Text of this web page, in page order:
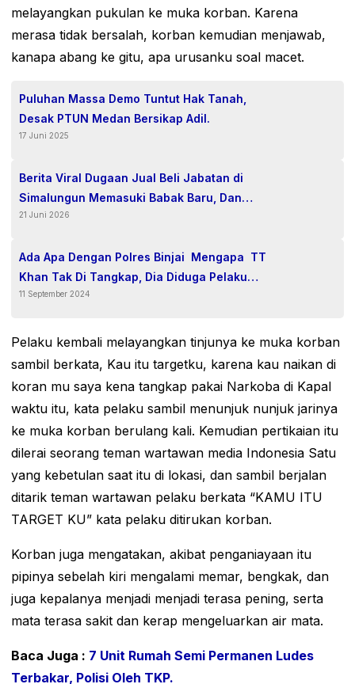
melayangkan pukulan ke muka korban. Karena
merasa tidak bersalah, korban kemudian menjawab,
kanapa abang ke gitu, apa urusanku soal macet.
Puluhan Massa Demo Tuntut Hak Tanah,
Desak PTUN Medan Bersikap Adil.
17 Juni 2025
Berita Viral Dugaan Jual Beli Jabatan di
Simalungun Memasuki Babak Baru, Dan
Berpotensi Berujung Proses Pidana
21 Juni 2026
Ada Apa Dengan Polres Binjai Mengapa TT
Khan Tak Di Tangkap, Dia Diduga Pelaku
Penyerangan dan Pemukulan Ustad Kondang
11 September 2024
Pelaku kembali melayangkan tinjunya ke muka korban
sambil berkata, Kau itu targetku, karena kau naikan di
koran mu saya kena tangkap pakai Narkoba di Kapal
waktu itu, kata pelaku sambil menunjuk nunjuk jarinya
ke muka korban berulang kali. Kemudian pertikaian itu
dilerai seorang teman wartawan media Indonesia Satu
yang kebetulan saat itu di lokasi, dan sambil berjalan
ditarik teman wartawan pelaku berkata “KAMU ITU
TARGET KU” kata pelaku ditirukan korban.
Korban juga mengatakan, akibat penganiayaan itu
pipinya sebelah kiri mengalami memar, bengkak, dan
juga kepalanya menjadi menjadi terasa pening, serta
mata terasa sakit dan kerap mengeluarkan air mata.
Baca Juga : 7 Unit Rumah Semi Permanen Ludes
Terbakar, Polisi Oleh TKP.